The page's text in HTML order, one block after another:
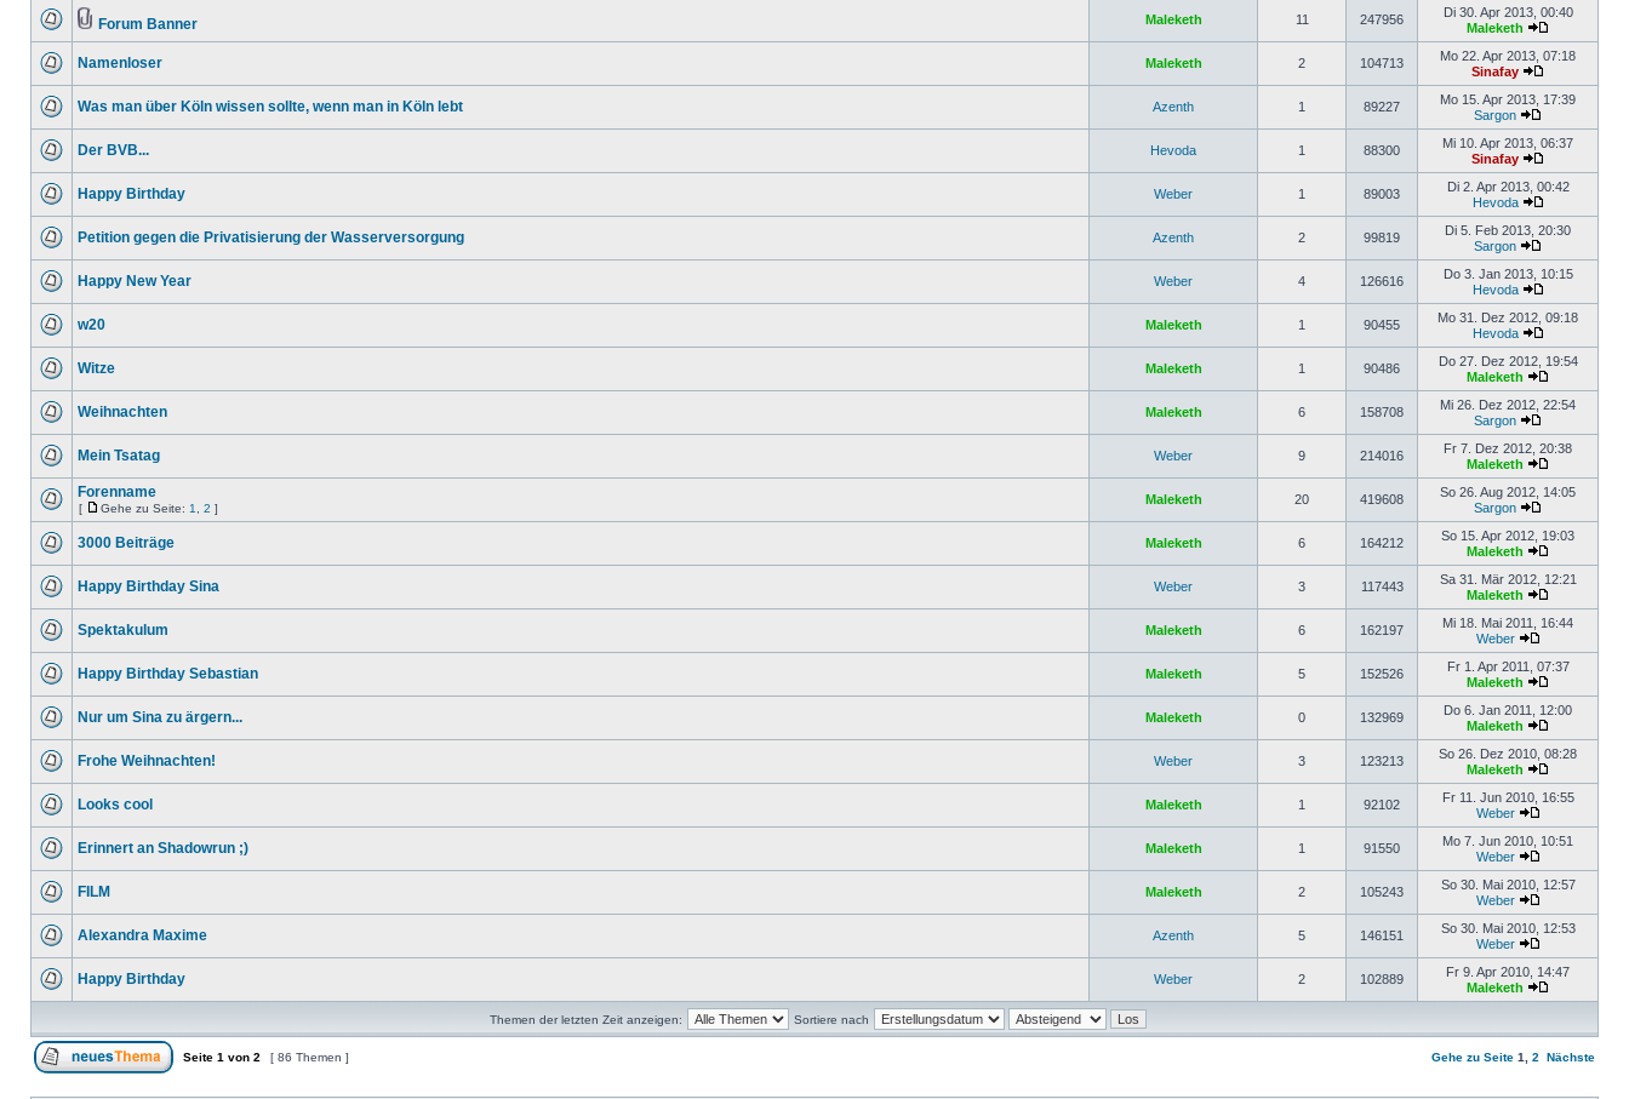
Forum Banner Maleketh 11 247956
Di 30. Apr 2013, 00:40
Maleketh
Namenloser Maleketh 2 104713
Mo 22. Apr 2013, 07:18
Sinafay
Was man über Köln wissen sollte, wenn man in Köln lebt Azenth 1 89227
Mo 15. Apr 2013, 17:39
Sargon
Der BVB... Hevoda 1 88300
Mi 10. Apr 2013, 06:37
Sinafay
Happy Birthday Weber 1 89003
Di 2. Apr 2013, 00:42
Hevoda
Petition gegen die Privatisierung der Wasserversorgung Azenth 2 99819
Di 5. Feb 2013, 20:30
Sargon
Happy New Year Weber 4 126616
Do 3. Jan 2013, 10:15
Hevoda
w20 Maleketh 1 90455
Mo 31. Dez 2012, 09:18
Hevoda
Witze Maleketh 1 90486
Do 27. Dez 2012, 19:54
Maleketh
Weihnachten Maleketh 6 158708
Mi 26. Dez 2012, 22:54
Sargon
Mein Tsatag Weber 9 214016
Fr 7. Dez 2012, 20:38
Maleketh
Forenname
[ Gehe zu Seite: 1 2 ]
Maleketh 20 419608
So 26. Aug 2012, 14:05
Sargon
3000 Beiträge Maleketh 6 164212
So 15. Apr 2012, 19:03
Maleketh
Happy Birthday Sina Weber 3 117443
Sa 31. Mär 2012, 12:21
Maleketh
Spektakulum Maleketh 6 162197
Mi 18. Mai 2011, 16:44
Weber
Happy Birthday Sebastian Maleketh 5 152526
Fr 1. Apr 2011, 07:37
Maleketh
Nur um Sina zu ärgern... Maleketh 0 132969
Do 6. Jan 2011, 12:00
Maleketh
Frohe Weihnachten! Weber 3 123213
So 26. Dez 2010, 08:28
Maleketh
Looks cool Maleketh 1 92102
Fr 11. Jun 2010, 16:55
Weber
Erinnert an Shadowrun ;) Maleketh 1 91550
Mo 7. Jun 2010, 10:51
Weber
FILM Maleketh 2 105243
So 30. Mai 2010, 12:57
Weber
Alexandra Maxime Azenth 5 146151
So 30. Mai 2010, 12:53
Weber
Happy Birthday Weber 2 102889
Fr 9. Apr 2010, 14:47
Maleketh
Themen der letzten Zeit anzeigen: Sortiere nach
Seite 1 von 2 [ 86 Themen ] Gehe zu Seite 1 2 Nächste